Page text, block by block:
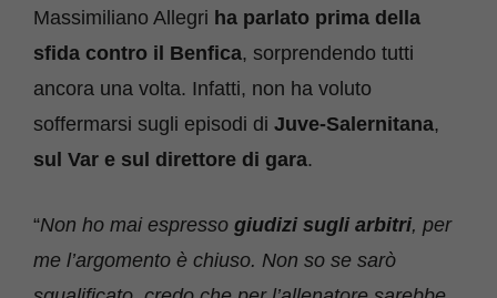
Massimiliano Allegri ha parlato prima della
sfida contro il Benfica, sorprendendo tutti
ancora una volta. Infatti, non ha voluto
soffermarsi sugli episodi di Juve-Salernitana,
sul Var e sul direttore di gara.
“Non ho mai espresso giudizi sugli arbitri, per
me l’argomento è chiuso. Non so se sarò